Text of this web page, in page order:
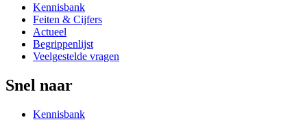
Kennisbank
Feiten & Cijfers
Actueel
Begrippenlijst
Veelgestelde vragen
Snel naar
Kennisbank